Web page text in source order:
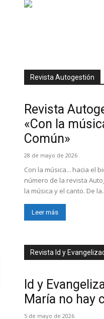
Revista Autogestión
Revista
«Con la
Común»
28 de mayo de 2026
Con la música... hacia el
número de la revista
la música y el canto. De
Leer más
Revista Id y
Id y
María no hay
5 de mayo de 2026